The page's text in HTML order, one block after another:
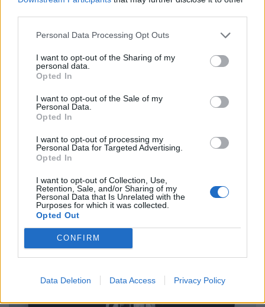
Personal Data Processing Opt Outs
I want to opt-out of the Sharing of my
personal data.
Opted In
I want to opt-out of the Sale of my
Personal Data.
Opted In
I want to opt-out of processing my
Personal Data for Targeted Advertising.
Opted In
I want to opt-out of Collection, Use,
Retention, Sale, and/or Sharing of my
Personal Data that Is Unrelated with the
Purposes for which it was collected.
Opted Out
CONFIRM
Data Deletion Data Access Privacy Policy
Newsroom
Ετικέτες :αντιολισθητικές αλυσίδες
Τροχαία.
Δείτε επίσης